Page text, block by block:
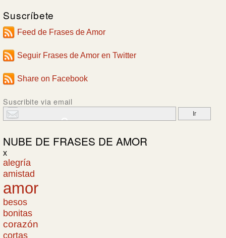
Suscríbete
Feed de Frases de Amor
Seguir Frases de Amor en Twitter
Share on Facebook
Suscribite via email
NUBE DE FRASES DE AMOR
x
alegría
amistad
amor
besos
bonitas
corazón
cortas